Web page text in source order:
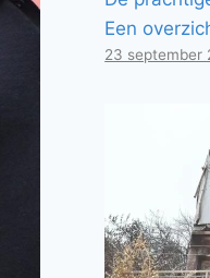
Een
23 september